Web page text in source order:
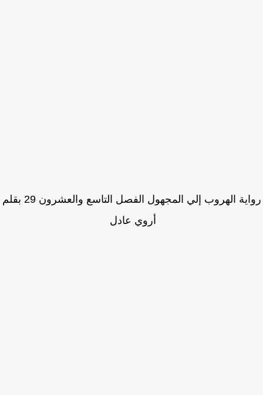
رواية الهروب إلي المجهول الفصل التاسع والعشرون 29 بقلم
أروي عادل